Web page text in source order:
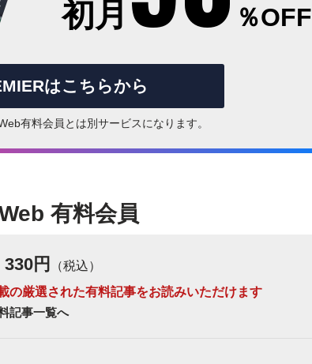
初月 ％OFF
はこちらから
有料会員とは別サービスになります。
有料会員
円
（税込）
厳選された有料記事をお読みいただけます
記事一覧へ